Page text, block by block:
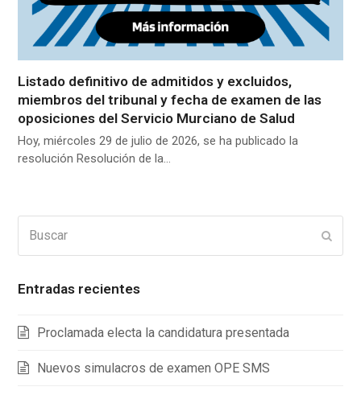
Listado definitivo de admitidos y excluidos,
miembros del tribunal y fecha de examen de las
oposiciones del Servicio Murciano de Salud
Hoy, miércoles 29 de julio de 2026, se ha publicado la
resolución Resolución de la…
Entradas recientes
Proclamada electa la candidatura presentada
Nuevos simulacros de examen OPE SMS